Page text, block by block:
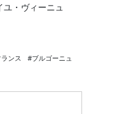
ユ・ヴィーニュ
ンス
#ブルゴーニュ